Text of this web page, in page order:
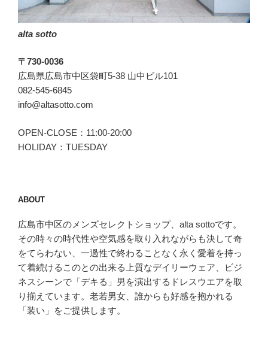
作。”
の
alta sotto
〒730-0036
広島県広島市中区袋町5-38 山中ビル101
082-545-6845
info@altasotto.com
OPEN-CLOSE：11:00-20:00
HOLIDAY：TUESDAY
ABOUT
広島市中区のメンズセレクトショップ、alta sottoです。
その時々の時代性や空気感を取り入れながらも決して奇
をてらわない、一過性で終わることなく永く愛着を持っ
て着続けるこのとの出来る上質なデイリーウェア、ビジ
ネスシーンで「デキる」男を演出するドレスウエアを取
り揃えています。老若男女、誰からも好感を抱かれる
「装い」をご提供します。